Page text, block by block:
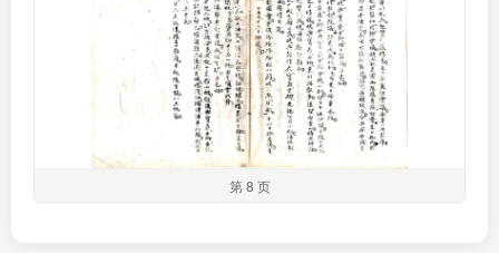
第 8 页